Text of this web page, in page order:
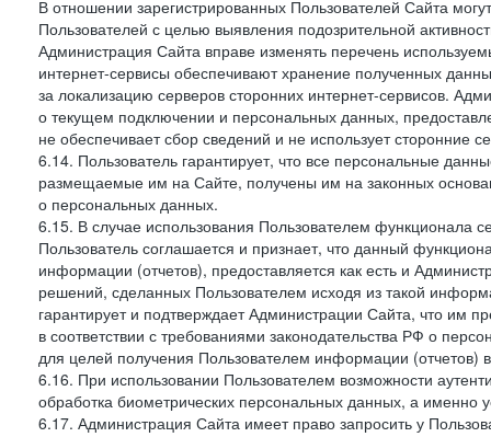
В отношении зарегистрированных Пользователей Сайта
Пользователей с целью выявления подозрительной
Администрация Сайта вправе изменять перечень
интернет-сервисы обеспечивают хранение полученных
за локализацию серверов сторонних интернет-сервисов.
о текущем подключении и персональных данных,
не обеспечивает сбор сведений и не использует
6.14. Пользователь гарантирует, что все персональные
размещаемые им на Сайте, получены им на законных
о персональных данных.
6.15. В случае использования Пользователем функционала
Пользователь соглашается и признает, что данный
информации (отчетов), предоставляется как есть и
решений, сделанных Пользователем исходя из такой
гарантирует и подтверждает Администрации Сайта, что им
в соответствии с требованиями законодательства РФ о
для целей получения Пользователем информации (отчетов)
6.16. При использовании Пользователем возможности
обработка биометрических персональных данных, а именно
6.17. Администрация Сайта имеет право запросить у